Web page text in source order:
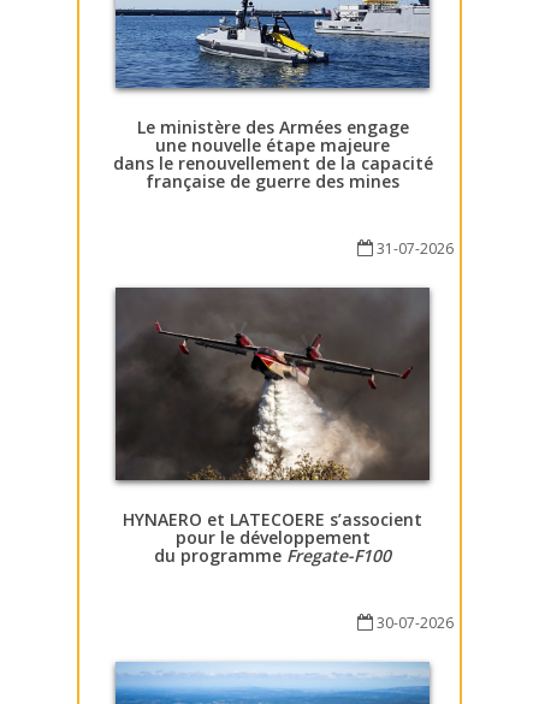
Le ministère des Armées engage
une nouvelle étape majeure
dans le renouvellement de la capacité
française de guerre des mines
31-07-2026
HYNAERO et LATECOERE s’associent
pour le développement
du programme Fregate-F100
30-07-2026